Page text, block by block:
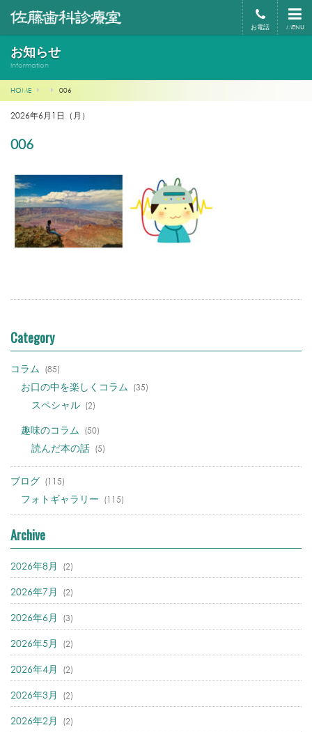
MENU
お電話
お知らせ
Information
HOME 006
2026年6月1日（月）
006
Category
コラム (85)
お口の中を楽しくコラム (35)
スペシャル (2)
趣味のコラム (50)
読んだ本の話 (5)
ブログ (115)
フォトギャラリー (115)
Archive
2026年8月 (2)
2026年7月 (2)
2026年6月 (3)
2026年5月 (2)
2026年4月 (2)
2026年3月 (2)
2026年2月 (2)